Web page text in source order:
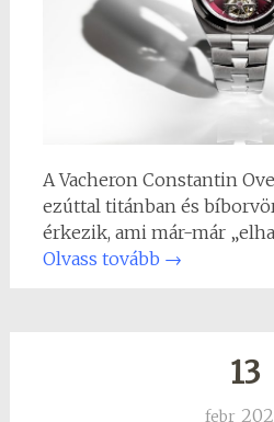
A Vacheron Constantin
ezúttal titánban és
érkezik, ami már-már
Olvass tovább →
13
febr